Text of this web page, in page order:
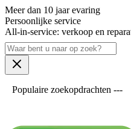
Meer dan 10 jaar evaring
Persoonlijke service
All-in-service: verkoop en
Populaire zoekopdrachten ---